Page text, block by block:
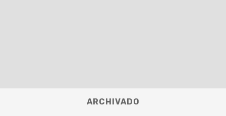
ARCHIVADO